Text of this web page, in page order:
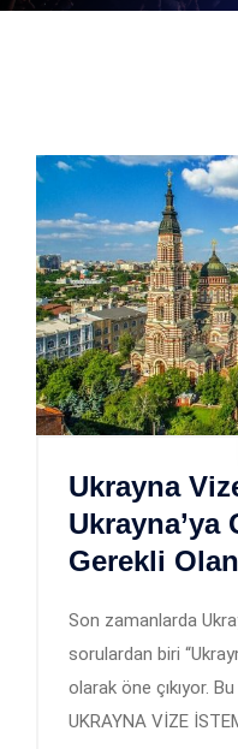
Ukrayna
Ukrayna’ya
Gerekli
Son zamanlarda
sorulardan biri
olarak öne çıkıyor.
UKRAYNA VİZE